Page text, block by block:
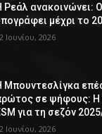
Ρεάλ ανακοινώνει:
μέχρι το
Ιουνίου, 2026
Μπουντεσλίγκα
σε ψήφους: Η
για τη σεζόν
Ιουνίου, 2026